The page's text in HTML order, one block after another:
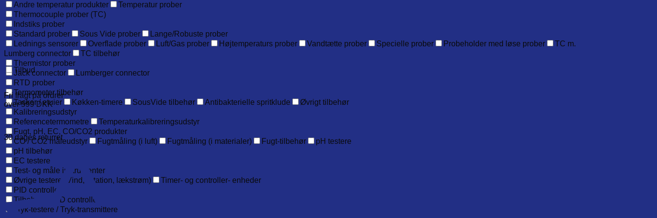
Andre temperatur produkter
Temperatur prober
Thermocouple prober (TC)
Indstiks prober
Standard prober
Sous Vide prober
Lange/Robuste prober
Lednings sensorer
Overflade prober Luft/Gas prober Højtemperaturs prober Vandtætte prober Specielle prober Probeholder med løse prober
TC m.
Lumberg connector
TC tilbehør
Thermistor prober
Jack connector
Lumberger connector
RTD prober
Termometer tilbehør
Tasker / etuier
Køkken-timere SousVide tilbehør Antibakterielle spritklude
Øvrigt tilbehør
Kalibreringsudstyr
Referencetermometre
Temperaturkalibreringsudstyr
Fugt, pH, EC, CO/CO2 produkter
CO / CO2 måleudstyr
Fugtmåling (i luft) Fugtmåling (i materialer) Fugt-tilbehør
pH testere
pH tilbehør
EC testere
Test- og måle instrumenter
Øvrige testere (Vind, rotation, lækstrøm)
Timer- og controller- enheder
PID controller
Tilbehør til PID controllere
Tryk-testere / Tryk-transmittere
Tilbud
Fri fragt på ordrer
over 599 DKK
30 dages returret